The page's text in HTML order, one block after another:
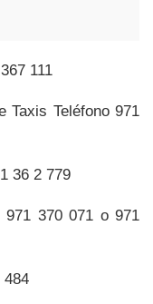
111
Taxis Teléfono 971
36 2 779
971 370 071 o 971
484